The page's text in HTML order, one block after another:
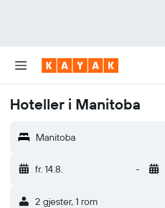
Hoteller i Manitoba
Manitoba
fr. 14.8. -
2 gjester, 1 rom